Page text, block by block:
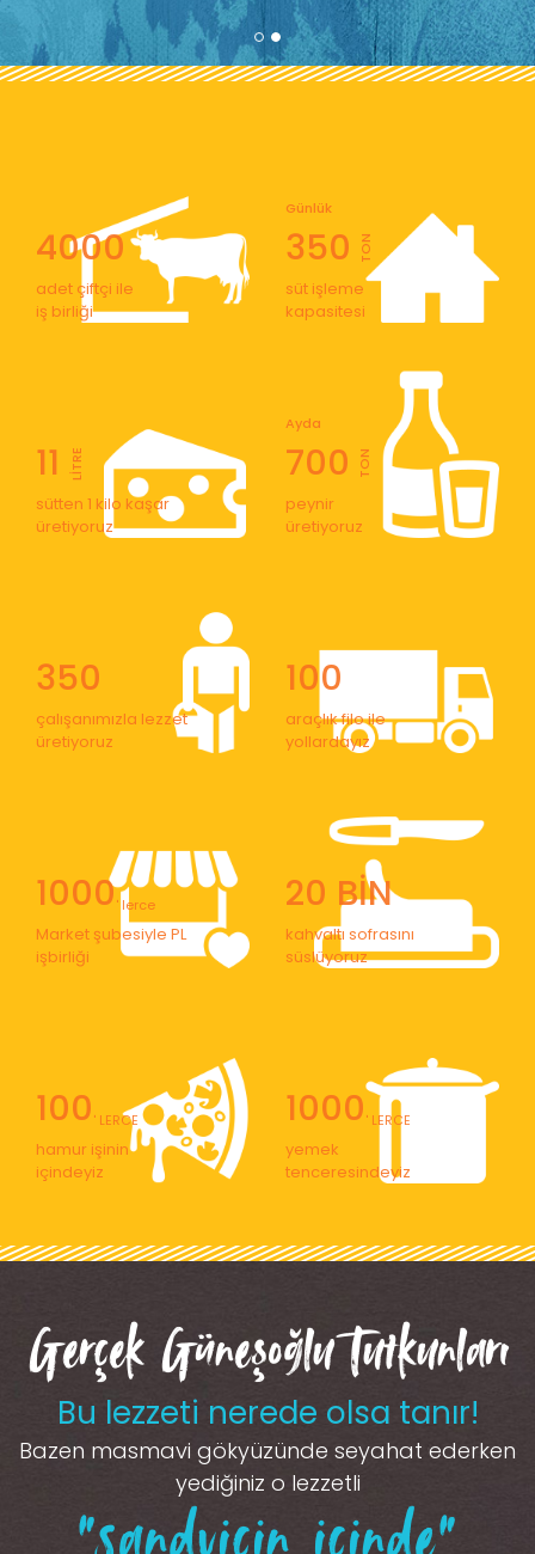
4000
adet çiftçi ile
iş birliği
350
Günlük
TON
süt işleme
kapasitesi
11 LİTRE
sütten 1 kilo kaşar
üretiyoruz
700
Ayda
TON
peynir
üretiyoruz
350
çalışanımızla lezzet
üretiyoruz
100
araçlık filo ile
yollardayız
1000' lerce
Market şubesiyle PL
işbirliği
20 BİN
kahvaltı sofrasını
süslüyoruz
100' LERCE
hamur işinin
içindeyiz
1000' LERCE
yemek
tenceresindeyiz
Gerçek Güneşoğlu Tutkunları
Bu lezzeti nerede olsa tanır!
Bazen masmavi gökyüzünde seyahat ederken
yediğiniz o lezzetli